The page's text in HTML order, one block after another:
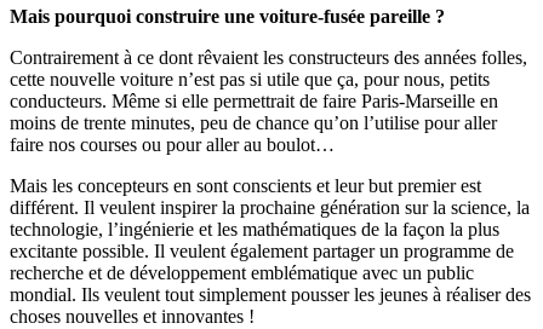
Mais pourquoi construire une voiture-fusée pareille ?
Contrairement à ce dont rêvaient les constructeurs des années folles,
cette nouvelle voiture n’est pas si utile que ça, pour nous, petits
conducteurs. Même si elle permettrait de faire Paris-Marseille en
moins de trente minutes, peu de chance qu’on l’utilise pour aller
faire nos courses ou pour aller au boulot…
Mais les concepteurs en sont conscients et leur but premier est
différent. Il veulent inspirer la prochaine génération sur la science, la
technologie, l’ingénierie et les mathématiques de la façon la plus
excitante possible. Il veulent également partager un programme de
recherche et de développement emblématique avec un public
mondial. Ils veulent tout simplement pousser les jeunes à réaliser des
choses nouvelles et innovantes !